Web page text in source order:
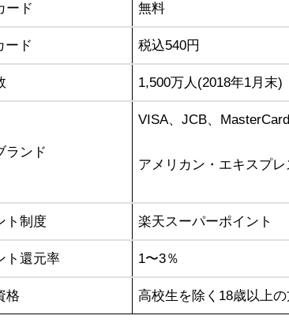
ード 無料
ード 税込540円
1,500万人(2018年1月末)
ランド
VISA、JCB、MasterCard
アメリカン・エキスプ
ト制度 楽天スーパーポイント
ト還元率 1〜3％
格 高校生を除く18歳以上